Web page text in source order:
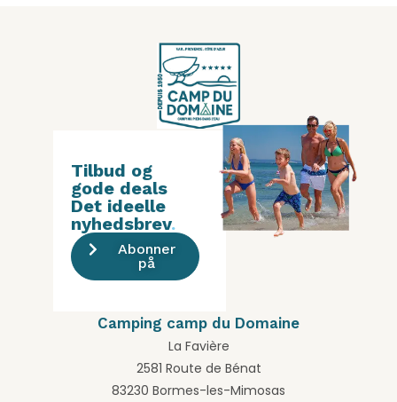
Camping camp du Domaine
La Favière
2581 Route de Bénat
83230 Bormes-les-Mimosas
Tilbud og
gode deals
Det ideelle
nyhedsbrev.
Abonner
på